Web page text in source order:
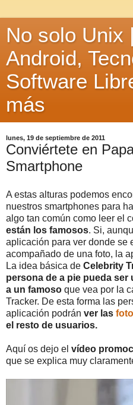
No solo Unix
Android,
Software
más
lunes, 19 de septiembre de 2011
Conviértete en
Smartphone
A estas alturas podemos
nuestros smartphones para
algo tan común como leer el
están los famosos. Si,
aplicación para ver donde se
acompañado de una foto, la
La idea básica de Celebrity
persona de a pie pueda ser
a un famoso que vea por la
Tracker. De esta forma las
aplicación podrán ver las
el resto de usuarios.
Aquí os dejo el vídeo
que se explica muy